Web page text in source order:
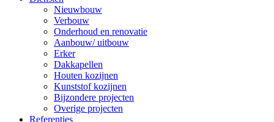
Nieuwbouw
Verbouw
Onderhoud en renovatie
Aanbouw/ uitbouw
Erker
Dakkapellen
Houten kozijnen
Kunststof kozijnen
Bijzondere projecten
Overige projecten
Referenties